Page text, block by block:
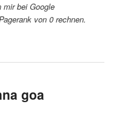
mir bei Google
von 0 rechnen.
goa